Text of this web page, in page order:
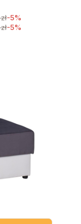
-5%
-5%